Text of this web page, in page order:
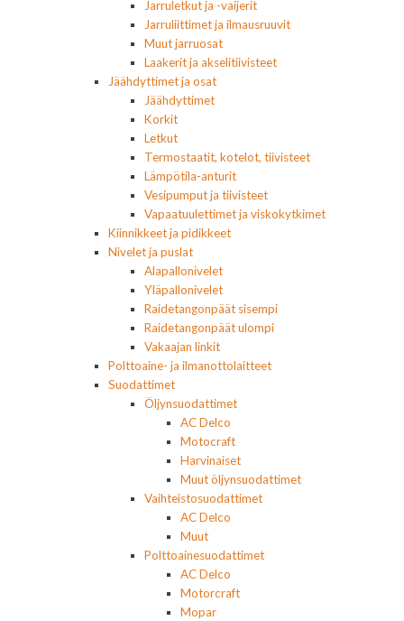
Jarruletkut ja -vaijerit
Jarruliittimet ja ilmausruuvit
Muut jarruosat
Laakerit ja akselitiivisteet
Jäähdyttimet ja osat
Jäähdyttimet
Korkit
Letkut
Termostaatit, kotelot, tiivisteet
Lämpötila-anturit
Vesipumput ja tiivisteet
Vapaatuulettimet ja viskokytkimet
Kiinnikkeet ja pidikkeet
Nivelet ja puslat
Alapallonivelet
Yläpallonivelet
Raidetangonpäät sisempi
Raidetangonpäät ulompi
Vakaajan linkit
Polttoaine- ja ilmanottolaitteet
Suodattimet
Öljynsuodattimet
AC Delco
Motocraft
Harvinaiset
Muut öljynsuodattimet
Vaihteistosuodattimet
AC Delco
Muut
Polttoainesuodattimet
AC Delco
Motorcraft
Mopar